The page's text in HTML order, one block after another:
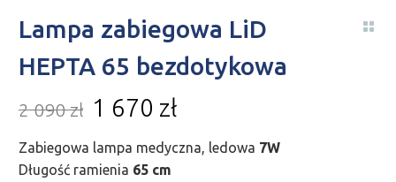
Lampa zabiegowa LiD
HEPTA 65 bezdotykowa
2 090zł 1 670 zł
Zabiegowa lampa medyczna, ledowa 7W
Długość ramienia 65 cm